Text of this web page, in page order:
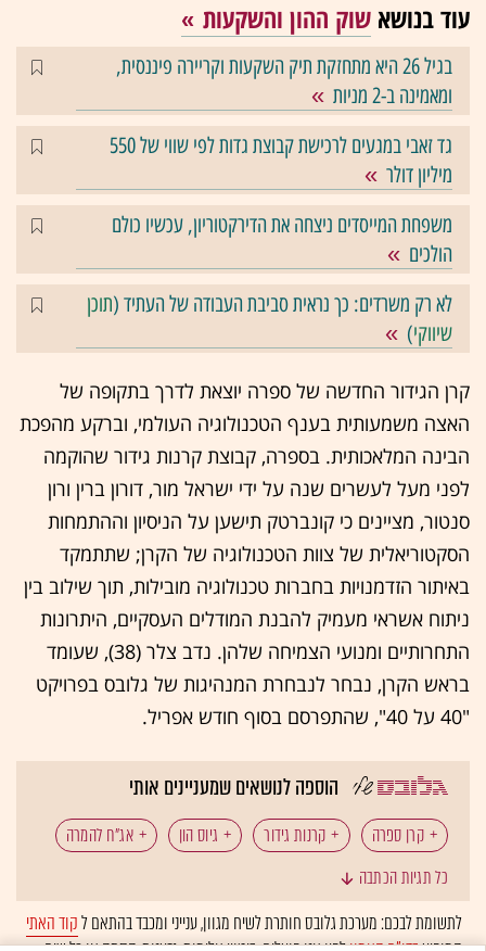
עוד בנושא שוק ההון והשקעות
בגיל 26 היא מתחזקת תיק השקעות וקריירה פיננסית,
ומאמינה ב-2 מניות
גד זאבי במגעים לרכישת קבוצת גדות לפי שווי של 550
מיליון דולר
משפחת המייסדים ניצחה את הדירקטוריון, עכשיו כולם
הולכים
לא רק משרדים: כך נראית סביבת העבודה של העתיד (תוכן
שיווקי)
קרן הגידור החדשה של ספרה יוצאת לדרך בתקופה של
האצה משמעותית בענף הטכנולוגיה העולמי, וברקע מהפכת
הבינה המלאכותית. בספרה, קבוצת קרנות גידור שהוקמה
לפני מעל לעשרים שנה על ידי ישראל מור, דורון ברין ורון
סנטור, מציינים כי קונברטק תישען על הניסיון וההתמחות
הסקטוריאלית של צוות הטכנולוגיה של הקרן; שתתמקד
באיתור הזדמנויות בחברות טכנולוגיה מובילות, תוך שילוב בין
ניתוח אשראי מעמיק להבנת המודלים העסקיים, היתרונות
התחרותיים ומנועי הצמיחה שלהן. נדב צלר (38), שעומד
בראש הקרן, נבחר לנבחרת המנהיגות של גלובס בפרויקט
"40 על 40", שהתפרסם בסוף חודש אפריל.
הוספה לנושאים שמעניינים אותי
קרן ספרה קרנות גידור גיוס הון אג"ח להמרה
כל תגיות הכתבה
לתשומת לבכם: מערכת גלובס חותרת לשיח מגוון, ענייני ומכבד בהתאם לקוד האתי